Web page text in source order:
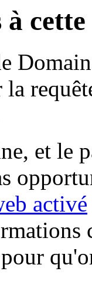
à
la
et le
activé